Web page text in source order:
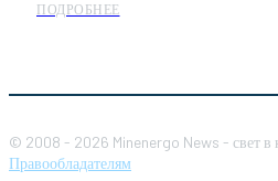
ПОДРОБНЕЕ
© 2008 - 2026 Minenergo News - свет в
Правообладателям